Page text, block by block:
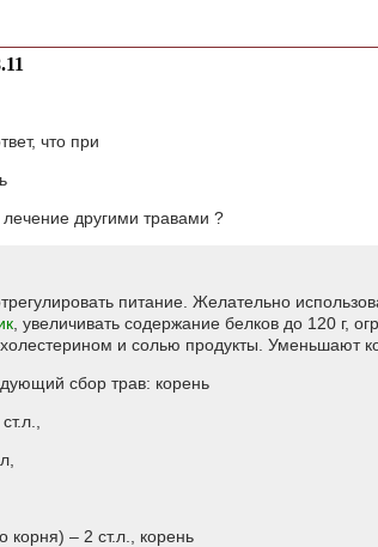
что при
лечение другими травами ?
питание. Желательно
, увеличивать содержание белков до 120 г,
и солью продукты. Уменьшают
сбор трав: корень
корня) – 2 ст.л., корень